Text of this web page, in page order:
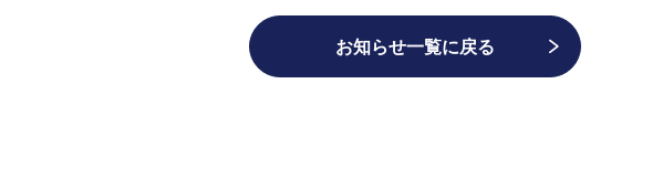
お知らせ一覧に戻る